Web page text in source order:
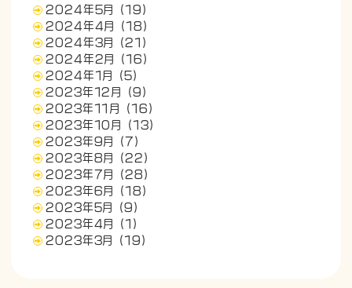
2024年5月
(19)
2024年4月
(18)
2024年3月
(21)
2024年2月
(16)
2024年1月
(5)
2023年12月
(9)
2023年11月
(16)
2023年10月
(13)
2023年9月
(7)
2023年8月
(22)
2023年7月
(28)
2023年6月
(18)
2023年5月
(9)
2023年4月
(1)
2023年3月
(19)